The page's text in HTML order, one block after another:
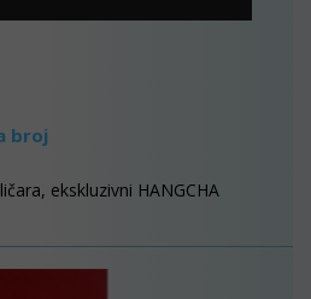
broj
ekskluzivni HANGCHA